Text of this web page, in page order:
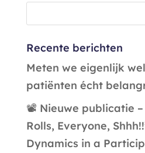
Recente berichten
Meten we eigenlijk
patiënten écht
📽️ Nieuwe publicatie –
Rolls, Everyone,
Dynamics in a